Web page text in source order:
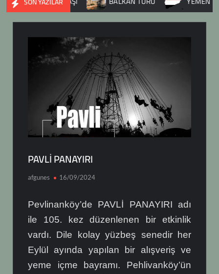
PAVLİ PANAYIRI
afgunes 16/09/2024
Pevlinanköy’de PAVLİ PANAYIRI adı
ile 105. kez düzenlenen bir etkinlik
vardı. Dile kolay yüzbeş senedir her
Eylül ayında yapılan bir alışveriş ve
yeme içme bayramı. Pehlivanköy’ün